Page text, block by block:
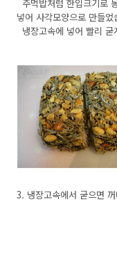
주먹밥처럼 한입크기로
넣어 사각모양으로 만들었
냉장고속에 넣어 빨리
3. 냉장고속에서 굳으면